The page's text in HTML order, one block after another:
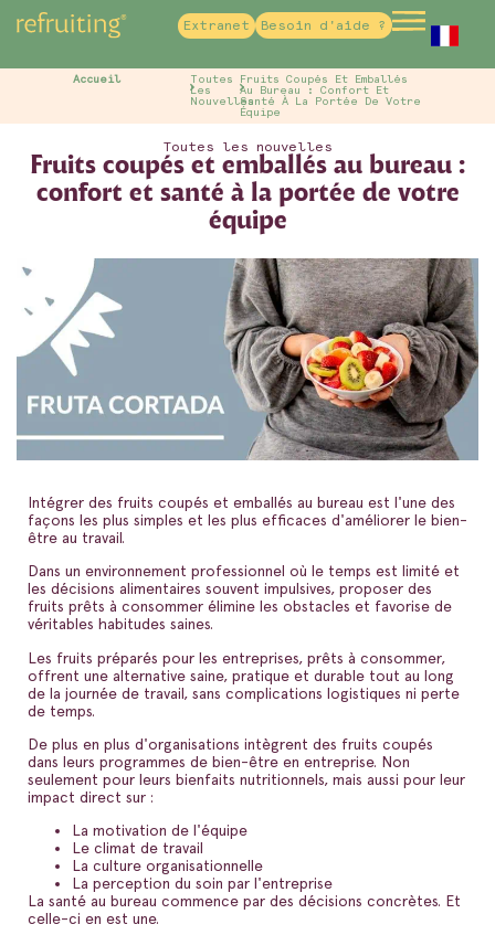
Extranet Besoin d'aide ?
Accueil
Toutes
Les
Nouvelles
Fruits Coupés Et Emballés
Au Bureau : Confort Et
Santé À La Portée De Votre
Équipe
Toutes les nouvelles
Fruits coupés et emballés au bureau :
confort et santé à la portée de votre
équipe
Intégrer des fruits coupés et emballés au bureau est l'une des
façons les plus simples et les plus efficaces d'améliorer le bien-
être au travail.
Dans un environnement professionnel où le temps est limité et
les décisions alimentaires souvent impulsives, proposer des
fruits prêts à consommer élimine les obstacles et favorise de
véritables habitudes saines.
Les fruits préparés pour les entreprises, prêts à consommer,
offrent une alternative saine, pratique et durable tout au long
de la journée de travail, sans complications logistiques ni perte
de temps.
De plus en plus d'organisations intègrent des fruits coupés
dans leurs programmes de bien-être en entreprise. Non
seulement pour leurs bienfaits nutritionnels, mais aussi pour leur
impact direct sur :
La motivation de l'équipe
Le climat de travail
La culture organisationnelle
La perception du soin par l'entreprise
La santé au bureau commence par des décisions concrètes. Et
celle-ci en est une.